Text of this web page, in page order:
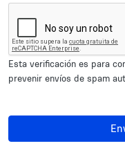
Esta verificación es para
prevenir envíos de spam